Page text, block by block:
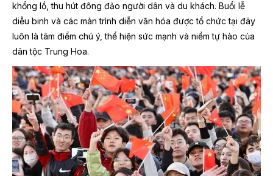
khổng lồ, thu hút đông đảo người dân và du khách. Buổi lễ
diễu binh và các màn trình diễn văn hóa được tổ chức tại đây
luôn là tâm điểm chú ý, thể hiện sức mạnh và niềm tự hào của
dân tộc Trung Hoa.